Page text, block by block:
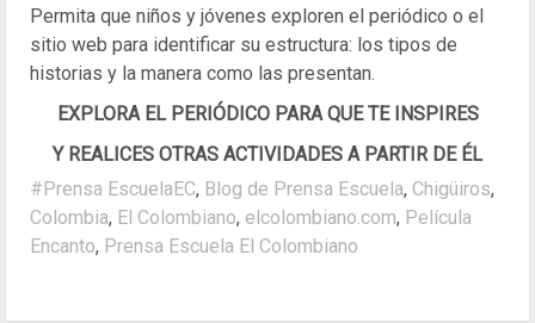
Permita que niños y jóvenes exploren el periódico o el
sitio web para identificar su estructura: los tipos de
historias y la manera como las presentan.
EXPLORA EL PERIÓDICO PARA QUE TE INSPIRES
Y REALICES OTRAS ACTIVIDADES A PARTIR DE ÉL
#Prensa EscuelaEC, Blog de Prensa Escuela, Chigüiros,
Colombia, El Colombiano, elcolombiano.com, Película
Encanto, Prensa Escuela El Colombiano